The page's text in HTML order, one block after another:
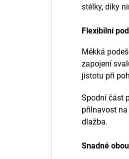
stélky, díky
Flexibilní
Měkká
zapojení
jistotu při
Spodní část
přilnavost
dlažba.
Snadné